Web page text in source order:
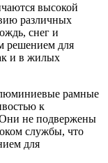
высокой
различных
снег и
решением для
и в жилых
рамные
к
не подвержены
службы, что
для